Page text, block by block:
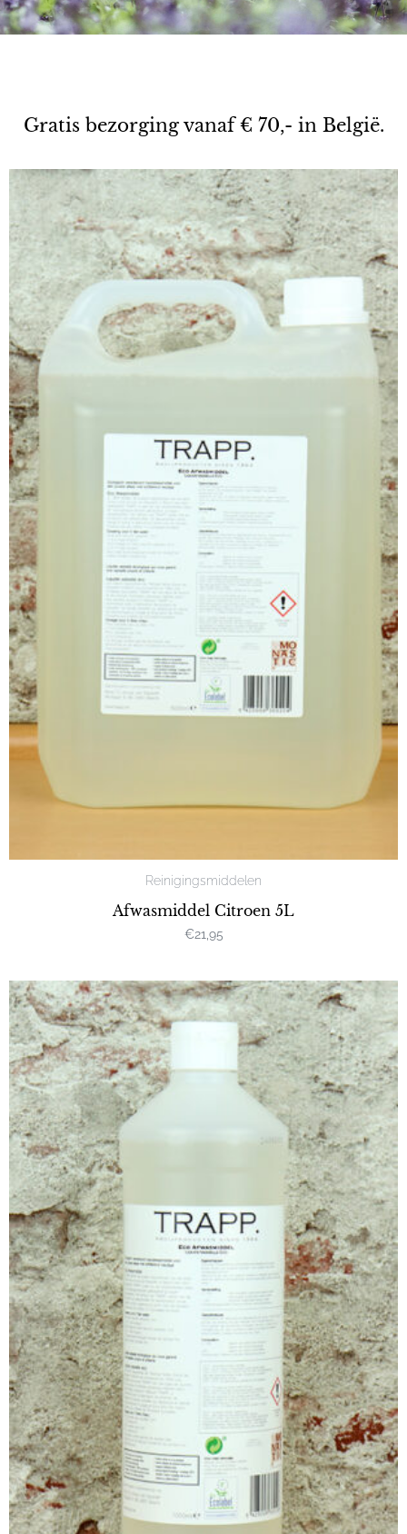
Gratis bezorging vanaf € 70,- in België.
Reinigingsmiddelen
Afwasmiddel Citroen 5L
€21,95